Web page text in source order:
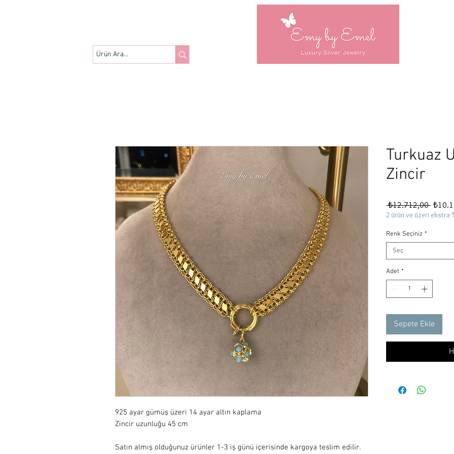
925 ayar gümüş üzeri 14 ayar altın kaplama
Zincir uzunluğu 45 cm
Satın almış olduğunuz ürünler 1-3 iş günü içerisinde kargoya teslim edilir.
Turkuaz
Zincir
₺12.712,00 Normal
Fiyat
2 ürün ve üzeri ekstra
Renk Seçiniz *
Seç
Adet *
Sepete Ekle